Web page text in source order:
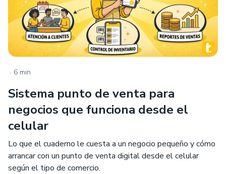
. 6 min
Sistema punto de venta para
negocios que funciona desde el
celular
Lo que el cuaderno le cuesta a un negocio pequeño y cómo
arrancar con un punto de venta digital desde el celular
según el tipo de comercio.